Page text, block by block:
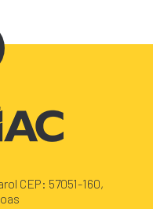
CEP: 57051-160,